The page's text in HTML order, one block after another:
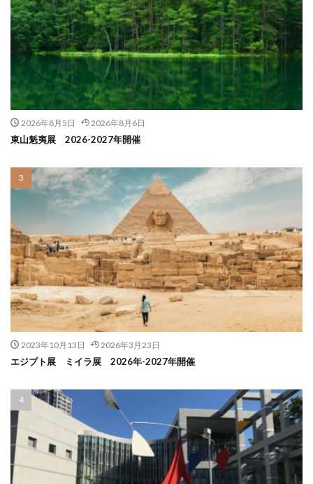
2026年8月5日 2026年8月6日
東山魁夷展 2026-2027年開催
2023年10月13日 2026年3月23日
エジプト展 ミイラ展 2026年-2027年開催